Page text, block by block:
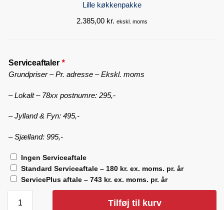
i
g
-
f
e
n
e
ø
k
a
k
Lille køkkenpakke
2.385,00 kr. ekskl. moms
Serviceaftaler *
Grundpriser – Pr. adresse – Ekskl. moms
– Lokalt – 78xx postnumre: 295,-
– Jylland & Fyn: 495,-
– Sjælland: 995,-
Ingen Serviceaftale
Standard Serviceaftale – 180 kr. ex. moms. pr. år
ServicePlus aftale – 743 kr. ex. moms. pr. år
Tilføj til kurv